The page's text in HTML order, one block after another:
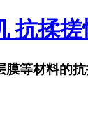
抗揉
膜等材料的